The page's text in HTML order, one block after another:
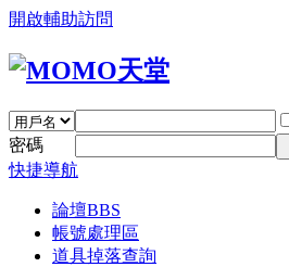
開啟輔助訪問
密碼
快捷導航
論壇BBS
帳號處理區
道具掉落查詢